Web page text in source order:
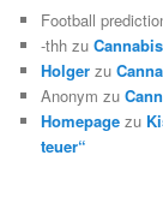
Football
-thh zu
Holger zu
Anonym zu
Homepage zu
teuer“